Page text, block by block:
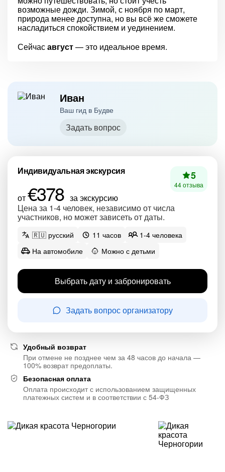
возможные дожди. Зимой, с ноября по март,
природа менее доступна, но вы всё же сможете
насладиться спокойствием и уединением.
Сейчасавгуст— это идеальное время.
Иван
Ваш гид в Будве
Задать вопрос
Индивидуальная экскурсия
от€378 за экскурсию
Цена за 1-4 человек, независимо от числа
участников, но может зависеть от даты.
5
44 отзыва
🇷🇺 русский 11 часов
1-4 человека
На автомобиле
Можно с детьми
Выбрать дату и забронировать
Задать вопрос организатору
Удобный возврат
При отмене не позднее чем за 48 часов до начала —
100% возврат предоплаты.
Безопасная оплата
Оплата происходит с использованием защищенных
платежных систем и в соответствии с 54-ФЗ